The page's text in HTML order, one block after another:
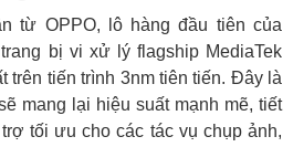
từ OPPO, lô hàng đầu tiên của
bị vi xử lý flagship MediaTek
trên tiến trình 3nm tiên tiến. Đây là
mang lại hiệu suất mạnh mẽ, tiết
tối ưu cho các tác vụ chụp ảnh,